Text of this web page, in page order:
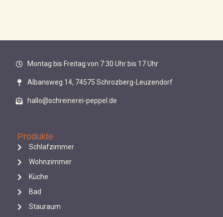
Montag bis Freitag von 7:30 Uhr bis 17 Uhr
Albansweg 14, 74575 Schrozberg-Leuzendorf
hallo@schreinerei-peppel.de
Produkte
Schlafzimmer
Wohnzimmer
Küche
Bad
Stauraum